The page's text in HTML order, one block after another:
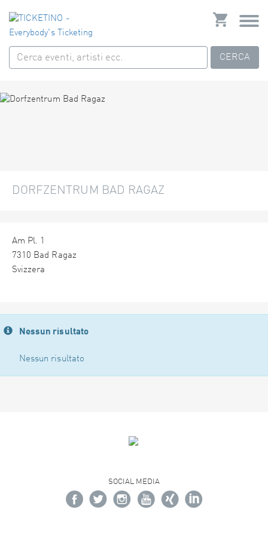
CERCA
DORFZENTRUM BAD RAGAZ
Am Pl. 1
7310 Bad Ragaz
Svizzera
Nessun risultato
Nessun risultato
SOCIAL MEDIA